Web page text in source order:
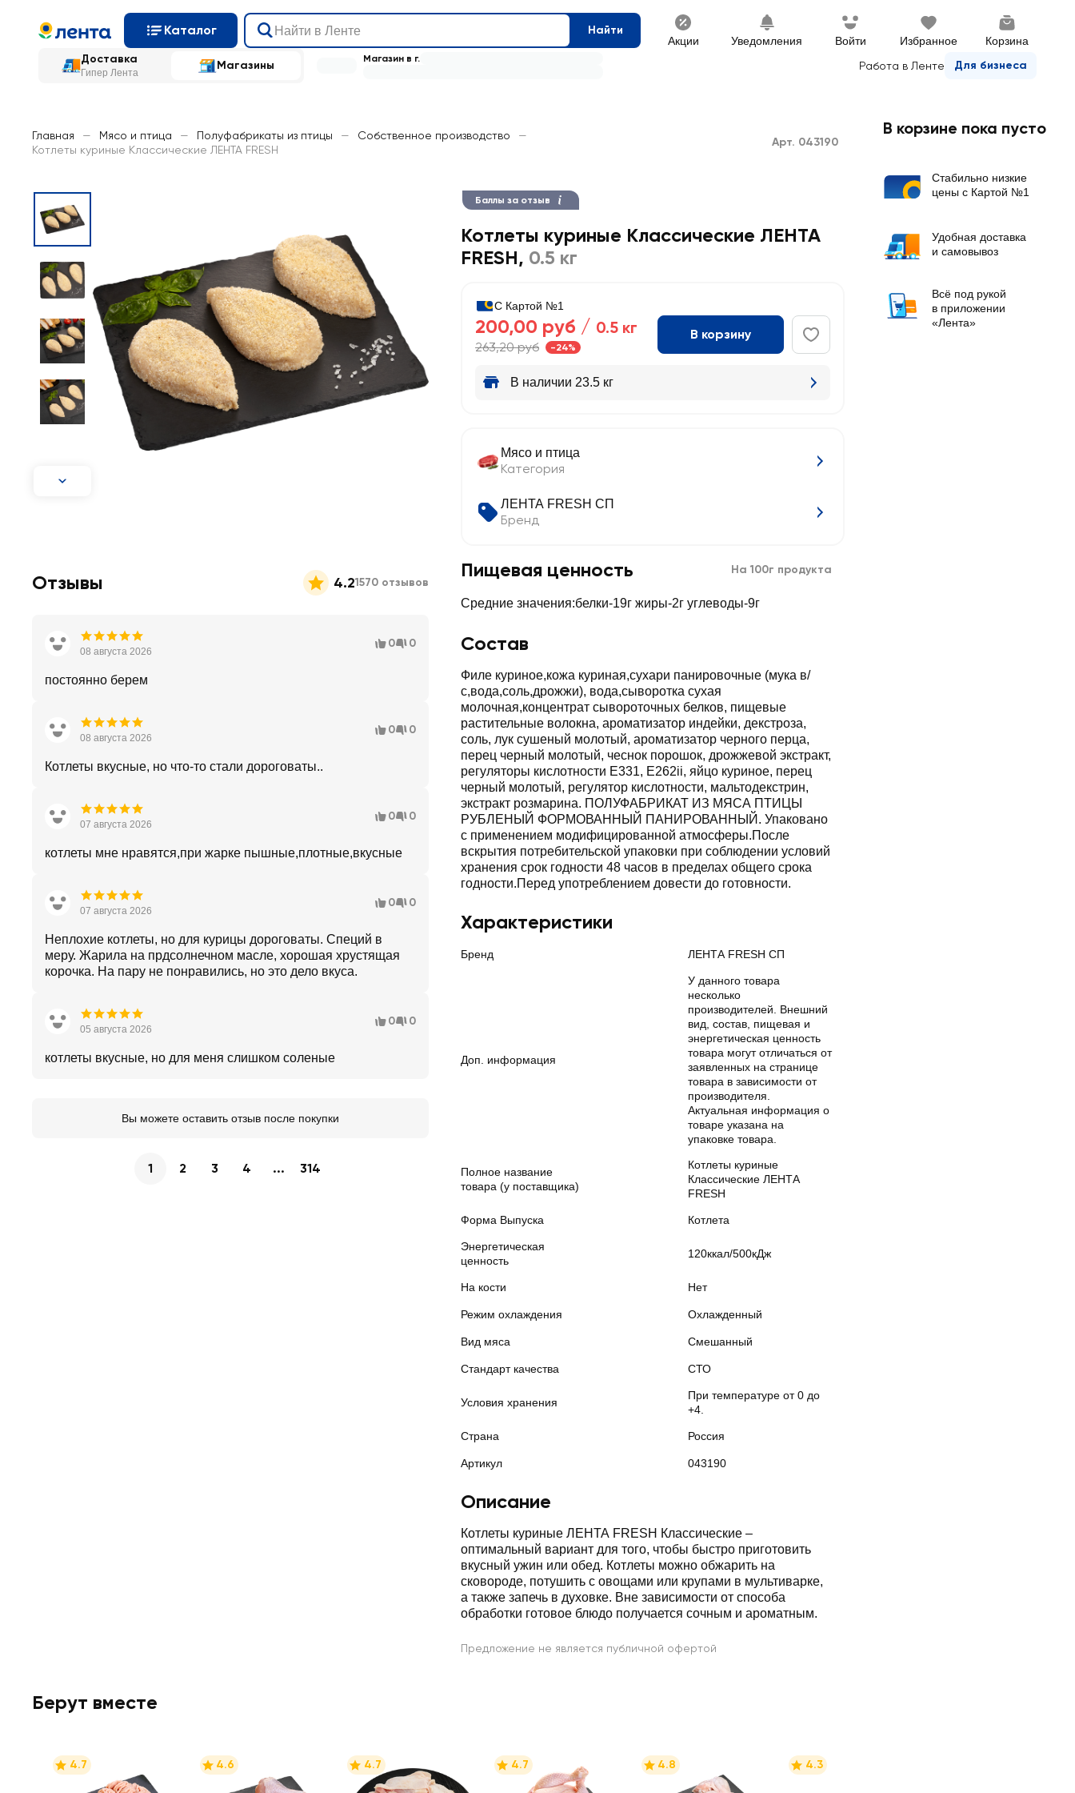
Каталог Найти
Акции Уведомления Войти Избранное Корзина
Доставка
Гипер Лента
Магазины Работа в Ленте Для бизнеса
Магазин в г.
Главная — Мясо и птица — Полуфабрикаты из птицы — Собственное производство
—
Котлеты куриные Классические ЛЕНТА FRESH
Арт. 043190
Баллы за отзыв
Котлеты куриные Классические ЛЕНТА
FRESH, 0.5 кг
С Картой №1
200,00 руб / 0.5 кг
263,20 руб -24%
В корзину
В наличии 23.5 кг
Мясо и птица
Категория
ЛЕНТА FRESH СП
Бренд
Пищевая ценность На 100г продукта
Средние значения:белки-19г жиры-2г углеводы-9г
Состав
Филе куриное,кожа куриная,сухари панировочные (мука в/
с,вода,соль,дрожжи), вода,сыворотка сухая
молочная,концентрат сывороточных белков, пищевые
растительные волокна, ароматизатор индейки, декстроза,
соль, лук сушеный молотый, ароматизатор черного перца,
перец черный молотый, чеснок порошок, дрожжевой экстракт,
регуляторы кислотности Е331, Е262ii, яйцо куриное, перец
черный молотый, регулятор кислотности, мальтодекстрин,
экстракт розмарина. ПОЛУФАБРИКАТ ИЗ МЯСА ПТИЦЫ
РУБЛЕНЫЙ ФОРМОВАННЫЙ ПАНИРОВАННЫЙ. Упаковано
с применением модифицированной атмосферы.После
вскрытия потребительской упаковки при соблюдении условий
хранения срок годности 48 часов в пределах общего срока
годности.Перед употреблением довести до готовности.
Характеристики
Бренд ЛЕНТА FRESH СП
Доп. информация
У данного товара
несколько
производителей. Внешний
вид, состав, пищевая и
энергетическая ценность
товара могут отличаться от
заявленных на странице
товара в зависимости от
производителя.
Актуальная информация о
товаре указана на
упаковке товара.
Полное название
товара (у поставщика)
Котлеты куриные
Классические ЛЕНТА
FRESH
Форма Выпуска Котлета
Энергетическая
ценность
120ккал/500кДж
На кости Нет
Режим охлаждения Охлажденный
Вид мяса Смешанный
Стандарт качества СТО
Условия хранения
При температуре от 0 до
+4.
Страна Россия
Артикул 043190
Описание
Котлеты куриные ЛЕНТА FRESH Классические –
оптимальный вариант для того, чтобы быстро приготовить
вкусный ужин или обед. Котлеты можно обжарить на
сковороде, потушить с овощами или крупами в мультиварке,
а также запечь в духовке. Вне зависимости от способа
обработки готовое блюдо получается сочным и ароматным.
Предложение не является публичной офертой
Отзывы 4.21570 отзывов
08 августа 2026
0 0
постоянно берем
08 августа 2026
0 0
Котлеты вкусные, но что-то стали дороговаты..
07 августа 2026
0 0
котлеты мне нравятся,при жарке пышные,плотные,вкусные
07 августа 2026
0 0
Неплохие котлеты, но для курицы дороговаты. Специй в
меру. Жарила на прдсолнечном масле, хорошая хрустящая
корочка. На пару не понравились, но это дело вкуса.
05 августа 2026
0 0
котлеты вкусные, но для меня слишком соленые
Вы можете оставить отзыв после покупки
1 2 3 4 ... 314
Берут вместе
4.7 4.6 4.7 4.7 4.8 4.3
В корзине пока пусто
Стабильно низкие
цены с Картой №1
Удобная доставка
и самовывоз
Всё под рукой
в приложении
«Лента»